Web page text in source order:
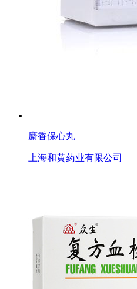
麝香保心丸
上海和黄药业有限公司